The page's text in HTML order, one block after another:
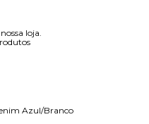
loja.
Azul/Branco